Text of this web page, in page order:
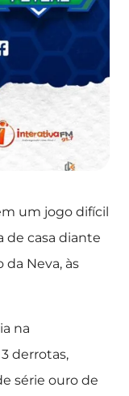
um jogo difícil
de casa diante
da Neva, às
na
derrotas,
série ouro de